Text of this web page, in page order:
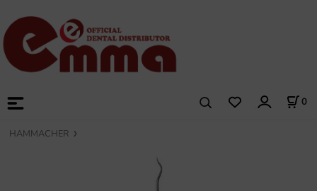
0
HAMMACHER